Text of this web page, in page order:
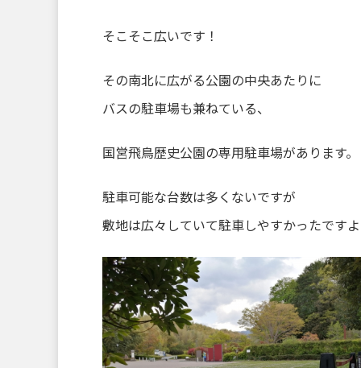
そこそこ広いです！
その南北に広がる公園の中央あたりに
バスの駐車場も兼ねている、
国営飛鳥歴史公園の専用駐車場があります。
駐車可能な台数は多くないですが
敷地は広々していて駐車しやすかったです